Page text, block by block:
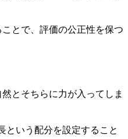
とで、評価の公正性を保つ
とそちらに力が入ってしま
という配分を設定すること